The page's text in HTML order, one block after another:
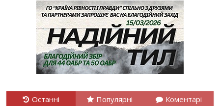
Останні Популярні Коментарі